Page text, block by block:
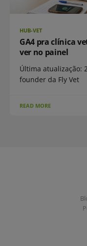
HUB-VET
GA4 pra clínica
ver no painel
Última atualização:
founder da Fly Vet
READ MORE